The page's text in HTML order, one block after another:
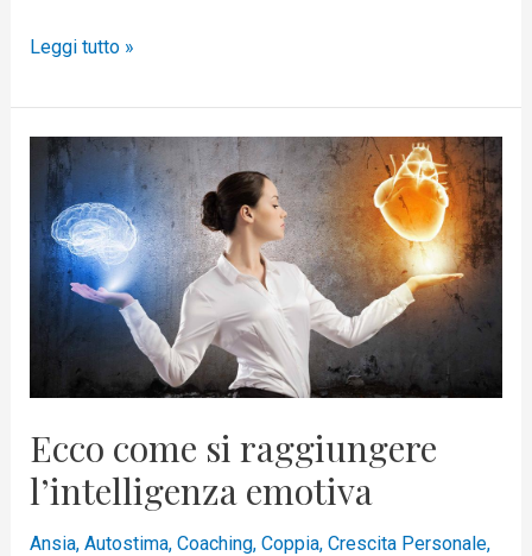
Leggi tutto »
Ecco come si raggiungere
l’intelligenza emotiva
Ansia, Autostima, Coaching, Coppia, Crescita Personale,
Ecco
come
si
raggiungere
l’intelligenza
emotiva